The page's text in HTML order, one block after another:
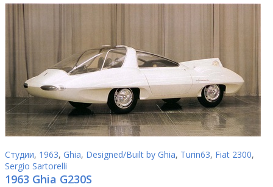
Студии, 1963, Ghia, Designed/Built by Ghia, Turin63, Fiat 2300,
Sergio Sartorelli
1963 Ghia G230S